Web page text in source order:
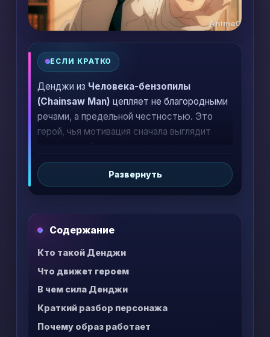
ЕСЛИ КРАТКО
Денджи из Человека-бензопилы
(Chainsaw Man) цепляет не благородными
речами, а предельной честностью. Это
герой, чья мотивация сначала выглядит
один из самых живых и болезненных
образов в современном сёнэне. Ниже —
умеренные сюжетные спойлеры по аниме и
общие детали по манге.
Развернуть
Содержание
Кто такой Денджи
Что движет героем
В чем сила Денджи
Краткий разбор персонажа
Почему образ работает